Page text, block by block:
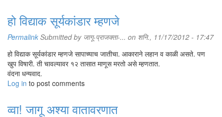
हो विद्याक सूर्यकांडार म्हणजे
Permalink Submitted by जागू-प्राजक्ता-... on शनि., 11/17/2012 - 17:47
हो विद्याक सूर्यकांडार म्हणजे सापाच्याच जातीचा. आकाराने लहान व काळी असते. पण
खुप विषारी. ती चावल्यावर १२ तासात माणूस मरतो असे म्हणतात.
वंदना धन्यवाद.
Log in to post comments
व्वा! जागू अश्या वातावरणात